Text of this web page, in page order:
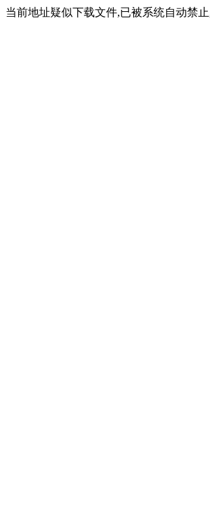
当前地址疑似下载文件,已被系统自动禁